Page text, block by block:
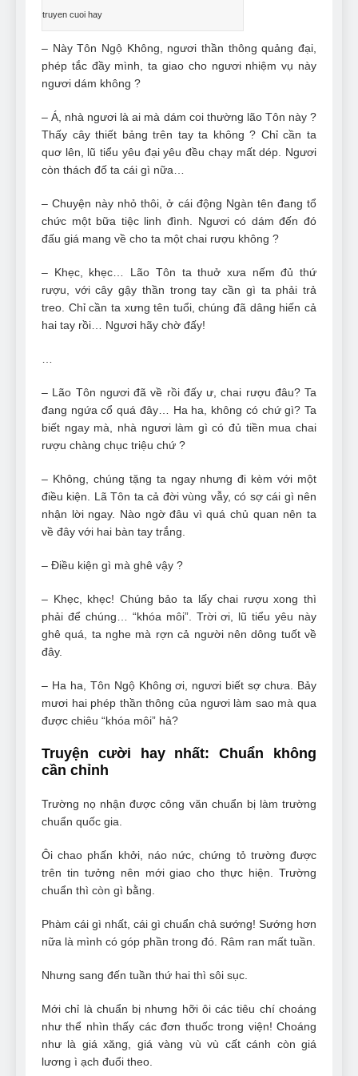
7 Năm Ago
How Often Do I Need to
Groom My Bulldog
truyen cuoi hay
– Này Tôn Ngộ Không, ngươi thần thông quảng đại,
phép tắc đầy mình, ta giao cho ngươi nhiệm vụ này
ngươi dám không ?
– Á, nhà ngươi là ai mà dám coi thường lão Tôn này ?
Thấy cây thiết bảng trên tay ta không ? Chỉ cần ta
quơ lên, lũ tiểu yêu đại yêu đều chạy mất dép. Ngươi
còn thách đố ta cái gì nữa…
– Chuyện này nhỏ thôi, ở cái động Ngàn tên đang tổ
chức một bữa tiệc linh đình. Ngươi có dám đến đó
đấu giá mang về cho ta một chai rượu không ?
– Khẹc, khẹc… Lão Tôn ta thuở xưa nếm đủ thứ
rượu, với cây gậy thần trong tay cần gì ta phải trả
treo. Chỉ cần ta xưng tên tuổi, chúng đã dâng hiến cả
hai tay rồi… Ngươi hãy chờ đấy!
– Lão Tôn ngươi đã về rồi đấy ư, chai rượu đâu? Ta
đang ngứa cổ quá đây… Ha ha, không có chứ gì? Ta
biết ngay mà, nhà ngươi làm gì có đủ tiền mua chai
rượu chàng chục triệu chứ ?
– Không, chúng tặng ta ngay nhưng đi kèm với một
điều kiện. Lã Tôn ta cả đời vùng vẫy, có sợ cái gì nên
nhận lời ngay. Nào ngờ đâu vì quá chủ quan nên ta
về đây với hai bàn tay trắng.
– Điều kiện gì mà ghê vậy ?
– Khẹc, khẹc! Chúng bảo ta lấy chai rượu xong thì
phải để chúng… “khóa môi”. Trời ơi, lũ tiểu yêu này
ghê quá, ta nghe mà rợn cả người nên dông tuốt về
đây.
– Ha ha, Tôn Ngộ Không ơi, ngươi biết sợ chưa. Bảy
mươi hai phép thần thông của ngươi làm sao mà qua
được chiêu “khóa môi” hả?
Truyện cười hay nhất: Chuẩn không
cần chỉnh
Trường nọ nhận được công văn chuẩn bị làm trường
chuẩn quốc gia.
Ôi chao phấn khởi, náo nức, chứng tỏ trường được
trên tin tưởng nên mới giao cho thực hiện. Trường
chuẩn thì còn gì bằng.
Phàm cái gì nhất, cái gì chuẩn chả sướng! Sướng hơn
nữa là mình có góp phần trong đó. Râm ran mất tuần.
Nhưng sang đến tuần thứ hai thì sôi sục.
Mới chỉ là chuẩn bị nhưng hỡi ôi các tiêu chí choáng
như thể nhìn thấy các đơn thuốc trong viện! Choáng
như là giá xăng, giá vàng vù vù cất cánh còn giá
lương ì ạch đuổi theo.